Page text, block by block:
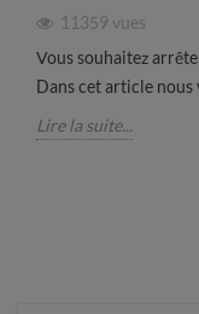
11359 vues
Vous souhaitez
Dans cet article nous
Lire la suite...